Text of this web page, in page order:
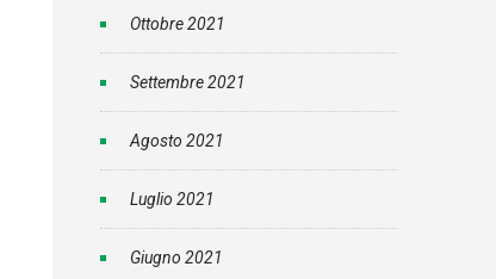
Ottobre 2021
Settembre 2021
Agosto 2021
Luglio 2021
Giugno 2021